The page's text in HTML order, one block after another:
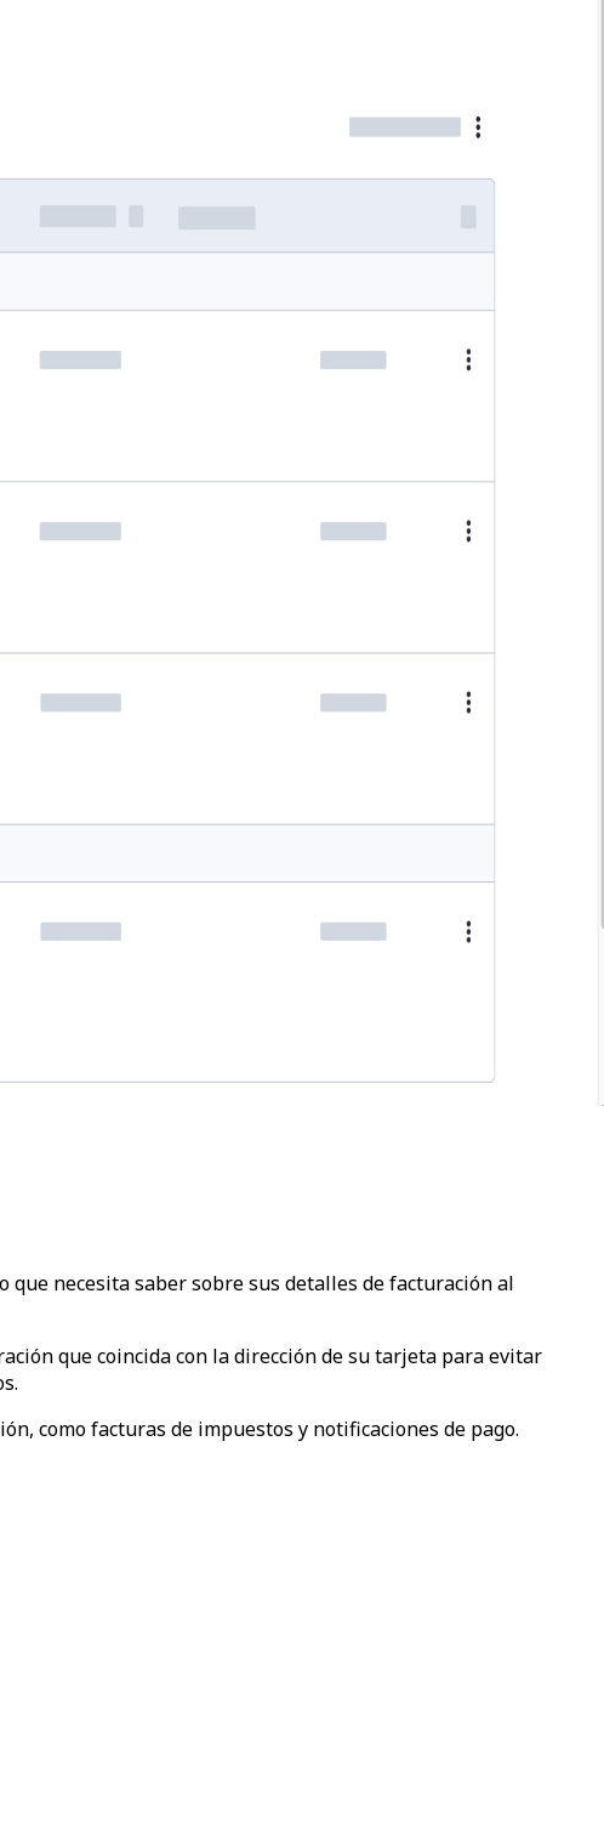
necesita saber sobre sus detalles de facturación al
que coincida con la dirección de su tarjeta para evitar
como facturas de impuestos y notificaciones de pago.